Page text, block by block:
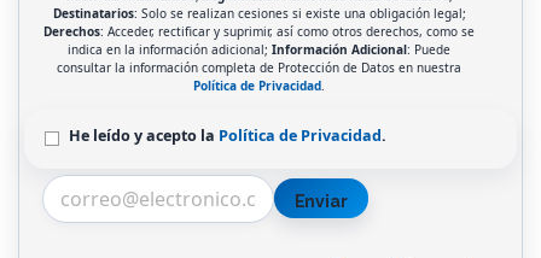
Destinatarios: Solo se realizan cesiones si existe una obligación legal;
Derechos: Acceder, rectificar y suprimir, así como otros derechos, como se
indica en la información adicional;Información Adicional: Puede
consultar la información completa de Protección de Datos en nuestra
Política de Privacidad.
He leído y acepto la Política de Privacidad.
Enviar